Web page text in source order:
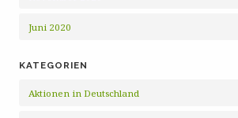
Juni 2020
KATEGORIEN
Aktionen in Deutschland